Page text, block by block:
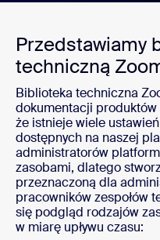
Przedstawiamy
techniczną
Biblioteka techniczna
dokumentacji produktów
że istnieje wiele
dostępnych na naszej
administratorów
zasobami, dlatego
przeznaczoną dla
pracowników zespołów
się podgląd rodzajów
w miarę upływu czasu: